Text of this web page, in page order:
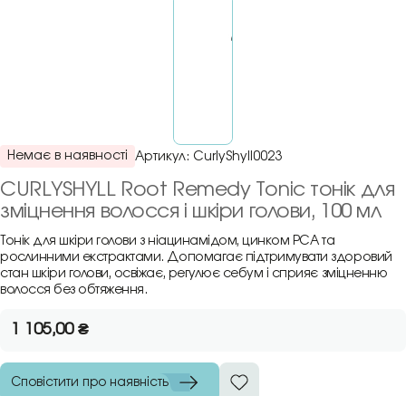
Немає в наявності Артикул: CurlyShyll0023
CURLYSHYLL Root Remedy Tonic тонік для
зміцнення волосся і шкіри голови, 100 мл
Тонік для шкіри голови з ніацинамідом, цинком PCA та
рослинними екстрактами. Допомагає підтримувати здоровий
стан шкіри голови, освіжає, регулює себум і сприяє зміцненню
волосся без обтяження.
1 105,00₴
Сповістити про наявність